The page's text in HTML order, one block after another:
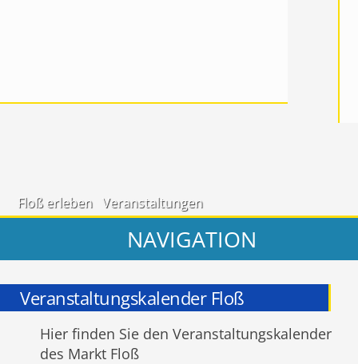
Floß erleben Veranstaltungen
NAVIGATION
Veranstaltungskalender Floß
Hier finden Sie den Veranstaltungskalender
des Markt Floß